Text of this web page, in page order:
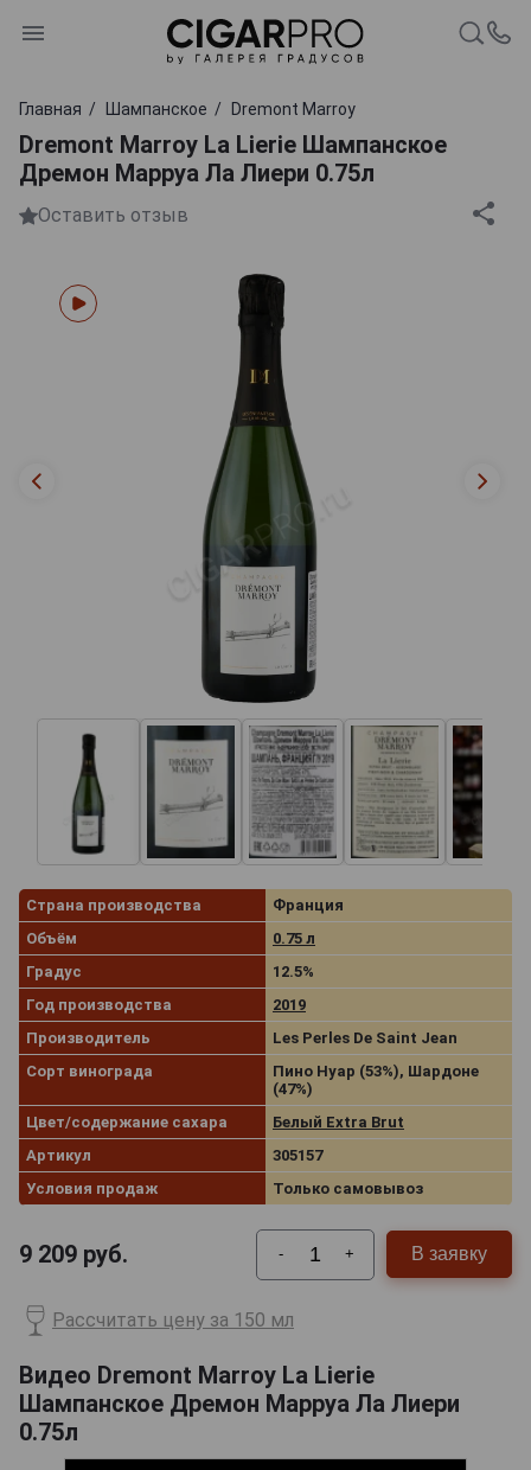
Главная Шампанское Dremont Marroy
Dremont Marroy La Lierie Шампанское
Дремон Марруа Ла Лиери 0.75л
Оставить отзыв
Страна производства
Франция
Объём
0.75 л
Градус
12.5%
Год производства
2019
Производитель
Les Perles De Saint Jean
Сорт винограда
Пино Нуар (53%), Шардоне
(47%)
Цвет/содержание сахара
Белый Extra Brut
Артикул
305157
Условия продаж
Только самовывоз
9 209 руб. - + В заявку
Рассчитать цену за 150 мл
Видео Dremont Marroy La Lierie
Шампанское Дремон Марруа Ла Лиери
0.75л